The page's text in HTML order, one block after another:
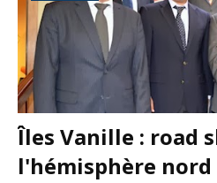
Îles Vanille : road
l'hémisphère